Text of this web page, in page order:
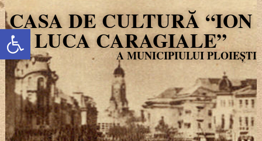
Deschide bara de unelte
CASA DE CULTURĂ “ION
LUCA CARAGIALE”